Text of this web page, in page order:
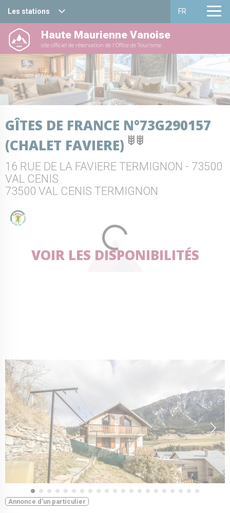
Les stations
Haute Maurienne Vanoise
Valfréjus
La Norma
Aussois
Val Cenis
Bessans
Bonneval sur arc
FR
Français
English
Haute Maurienne Vanoise
site officiel de réservation de l'Office de Tourisme
Annonce d'un particulier
GÎTES DE FRANCE N°73G290157
(CHALET FAVIERE)
16 RUE DE LA FAVIERE TERMIGNON - 73500
VAL CENIS
73500 VAL CENIS TERMIGNON
VOIR LES DISPONIBILITÉS